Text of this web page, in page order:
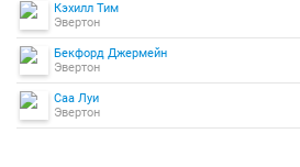
Кэхилл Тим
Эвертон
Бекфорд Джермейн
Эвертон
Саа Луи
Эвертон